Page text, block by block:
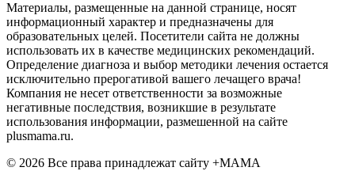
Материалы, размещенные на данной странице, носят
информационный характер и предназначены для
образовательных целей. Посетители сайта не должны
использовать их в качестве медицинских рекомендаций.
Определение диагноза и выбор методики лечения остается
исключительно прерогативой вашего лечащего врача!
Компания не несет ответственности за возможные
негативные последствия, возникшие в результате
использования информации, размешенной на сайте
plusmama.ru.
© 2026 Все права принадлежат сайту +МАМА